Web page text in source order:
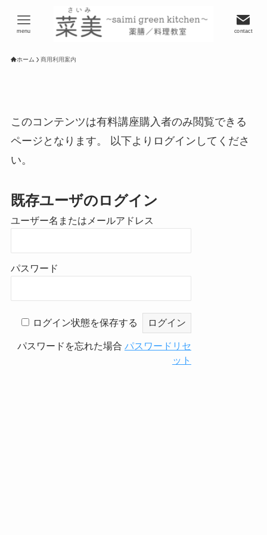
contact
menu
ホーム 商用利用案内
このコンテンツは有料講座購入者のみ閲覧できる
ページとなります。 以下よりログインしてくださ
い。
既存ユーザのログイン
ユーザー名またはメールアドレス
パスワード
ログイン状態を保存する
パスワードを忘れた場合 パスワードリセ
ット